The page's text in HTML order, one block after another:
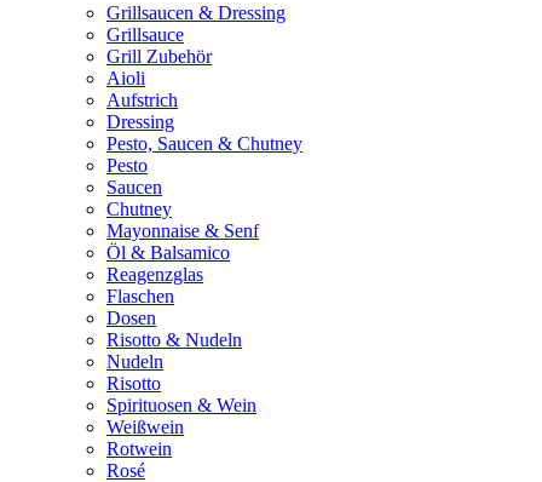
Grillsaucen & Dressing
Grillsauce
Grill Zubehör
Aioli
Aufstrich
Dressing
Pesto, Saucen & Chutney
Pesto
Saucen
Chutney
Mayonnaise & Senf
Öl & Balsamico
Reagenzglas
Flaschen
Dosen
Risotto & Nudeln
Nudeln
Risotto
Spirituosen & Wein
Weißwein
Rotwein
Rosé